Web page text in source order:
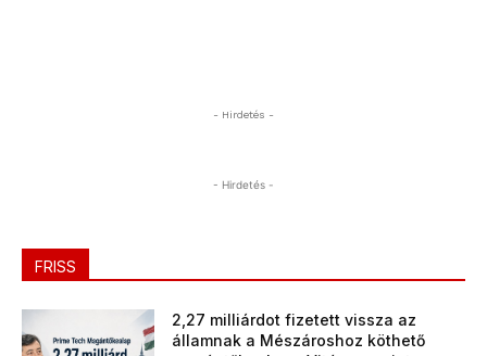
- Hirdetés -
- Hirdetés -
FRISS
2,27 milliárdot fizetett vissza az
államnak a Mészároshoz köthető